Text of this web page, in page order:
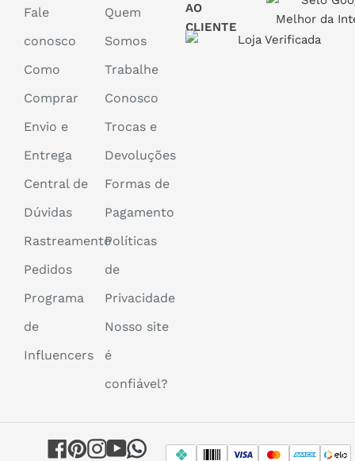
Fale
conosco
Como
Comprar
Envio e
Entrega
Central de
Dúvidas
Rastreamento
Pedidos
Programa
de
Influencers
Quem
Somos
Trabalhe
Conosco
Trocas e
Devoluções
Formas de
Pagamento
Políticas
de
Privacidade
Nosso site
é
confiável?
AO
CLIENTE
Facebook
Pinterest
Instagram
YouTubeWhatsApp